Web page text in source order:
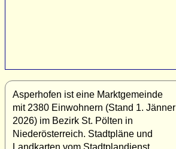
Asperhofen ist eine Marktgemeinde
mit 2380 Einwohnern (Stand 1. Jänner
2026) im Bezirk St. Pölten in
Niederösterreich. Stadtpläne und
Landkarten vom Stadtplandienst